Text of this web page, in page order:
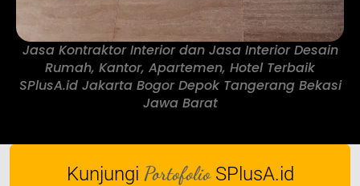
Jasa Kontraktor Interior dan Jasa Interior Desain
Rumah, Kantor, Apartemen, Hotel Terbaik
SPlusA.id Jakarta Bogor Depok Tangerang Bekasi
Jawa Barat
Kunjungi Portofolio SPlusA.id